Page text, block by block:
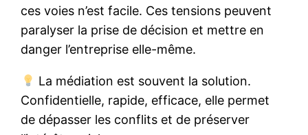
ces voies n’est facile. Ces tensions peuvent
paralyser la prise de décision et mettre en
danger l’entreprise elle-même.
La médiation est souvent la solution.
Confidentielle, rapide, efficace, elle permet
de dépasser les conflits et de préserver